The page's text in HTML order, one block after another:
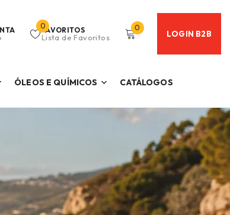
0
FAVORITOS
Lista de Favoritos
0
LOGIN B2B
ÓLEOS E QUÍMICOS CATÁLOGOS